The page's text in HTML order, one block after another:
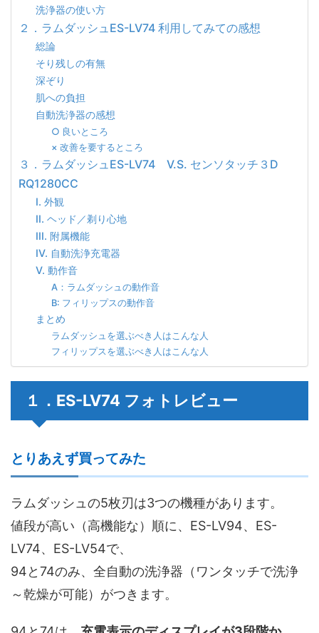
洗浄器の使い方
２．ラムダッシュES-LV74 利用してみての感想
総論
そり残しの有無
深ぞり
肌への負担
自動洗浄器の感想
○ 良いところ
× 改善を要するところ
３．ラムダッシュES-LV74 V.S. センソタッチ３D
RQ1280CC
I. 外観
II. ヘッド／剃り心地
III. 附属機能
IV. 自動洗浄充電器
V. 動作音
A：ラムダッシュの動作音
B: フィリップスの動作音
まとめ
ラムダッシュを選ぶべき人はこんな人
フィリップスを選ぶべき人はこんな人
１．ES-LV74 フォトレビュー
とりあえず買ってみた
ラムダッシュの5枚刃は3つの機種があります。
値段が高い（高機能な）順に、ES-LV94、ES-
LV74、ES-LV54で、
94と74のみ、全自動の洗浄器（ワンタッチで洗浄
～乾燥が可能）がつきます。